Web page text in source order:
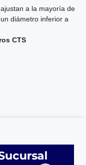
a la mayoría de
diámetro inferior a
CTS